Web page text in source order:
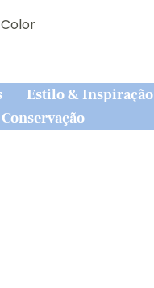
Estilo & Inspiração